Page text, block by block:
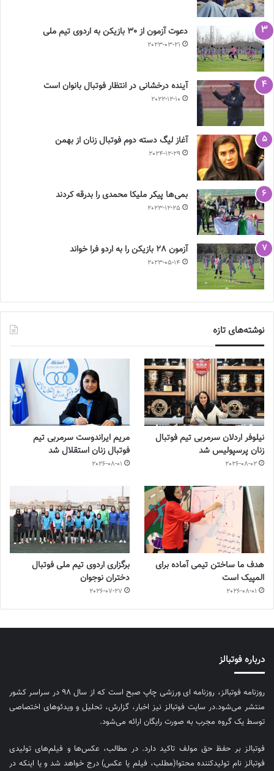
دعوت آزمون از 30 بازیکن به اردوی تیم ملی
2023-03-21
آینده درخشانی در انتظار فوتبال بانوان است
2022-12-10
آغاز لیگ دسته دوم فوتبال زنان از بهمن
2024-12-29
بمی‌ها پیکر ملیکا محمدی را بدرقه کردند
2023-12-25
آزمون 28 بازیکن را به اردو فرا خواند
2023-05-14
نوشته‌های تازه
نیلوفر اردلان سرمربی تیم فوتبال
زنان پرسپولیس شد
2026-08-02
مریم ایراندوست سرمربی تیم
فوتبال زنان استقلال شد
2026-08-01
هدف ما ساختن تیمی آماده برای
المپیک است
2026-08-01
برگزاری اردوی تیم ملی فوتبال
دختران نوجوان
2026-07-27
درباره فوتبالز
روزنامه فوتبالز، روزنامه ای ورزشی چاپ صبح است که از سال ۹۸ در سراسر کشور
منتشر می‌شود.در سایت فوتبالز نیز اخبار، گزارش، تحلیل و ویدئوهای اختصاصی
توسط یک گروه مجرب به صورت رایگان ارائه می‌شود.
فوتبالز بر حفظ حق مولف تاکید دارد. در مطالب، عکس‌ها و فیلم‌های تولیدی
فوتبالز نام تولیدکننده محتوا(مطلب، فیلم یا عکس) درج خواهد شد و یا اینکه در